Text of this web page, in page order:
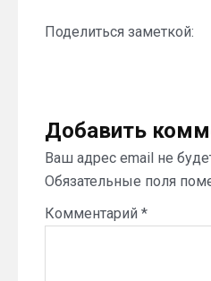
Поделиться заметкой:
Добавить
Ваш адрес email не
Обязательные поля
Комментарий *